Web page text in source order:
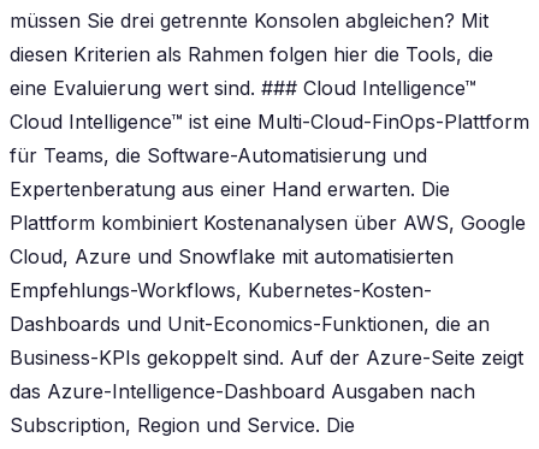
müssen Sie drei getrennte Konsolen abgleichen? Mit
diesen Kriterien als Rahmen folgen hier die Tools, die
eine Evaluierung wert sind. ### Cloud Intelligence™
Cloud Intelligence™ ist eine Multi-Cloud-FinOps-Plattform
für Teams, die Software-Automatisierung und
Expertenberatung aus einer Hand erwarten. Die
Plattform kombiniert Kostenanalysen über AWS, Google
Cloud, Azure und Snowflake mit automatisierten
Empfehlungs-Workflows, Kubernetes-Kosten-
Dashboards und Unit-Economics-Funktionen, die an
Business-KPIs gekoppelt sind. Auf der Azure-Seite zeigt
das Azure-Intelligence-Dashboard Ausgaben nach
Subscription, Region und Service. Die